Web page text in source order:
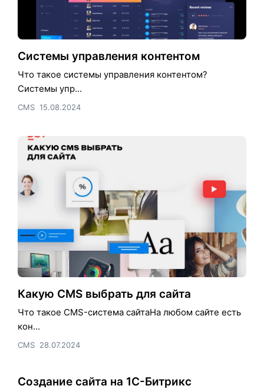
Системы управления контентом
Что такое системы управления контентом?
Системы упр...
CMS 15.08.2024
Какую CMS выбрать для сайта
Что такое CMS-система сайтаНа любом сайте есть
кон...
CMS 28.07.2024
Создание сайта на 1C-Битрикс